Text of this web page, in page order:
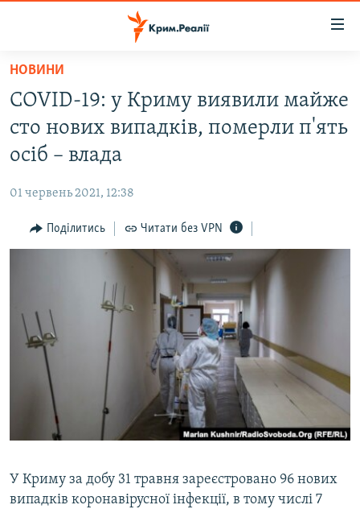
Перейти
основного
матеріалу
Перейти
до
основної
навігації
Перейти
до
ВІДЕО ТА ФОТО
БЛОГИ
ПОГЛЯД
СПЕЦПРОЕКТИ
ДЕПОРТАЦІЯ
ВІДЕОУРОКИ «ELIFBE»
СВІДЧЕННЯ ОКУПАЦІЇ
УКРАЇНСЬКА ПРОБЛЕМА КРИМУ
ЯК ОБІЙТИ БЛОКУВАННЯ
Русский
Qırımtatar
НОВИНИ
COVID-19: у Криму виявили майже
сто нових випадків, померли п'ять
осіб – влада
01 червень 2021, 12:38
Поділитись Читати без VPN
У Криму за добу 31 травня зареєстровано 96 нових
випадків коронавірусної інфекції, в тому числі 7